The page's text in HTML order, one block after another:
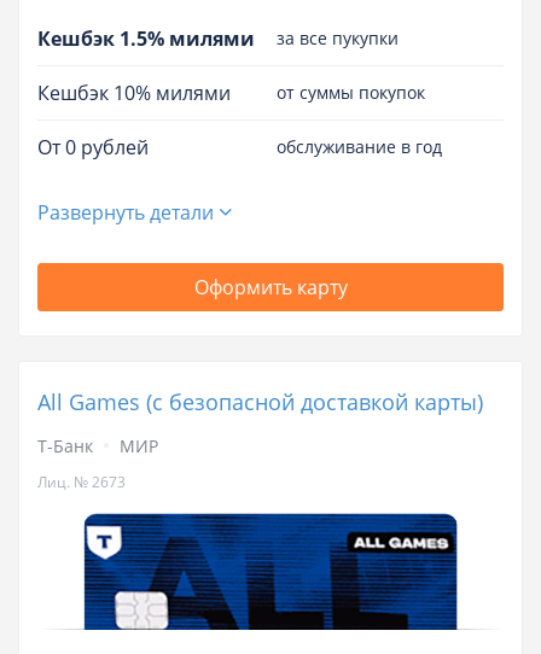
Кешбэк 1.5% милями за все пукупки
Кешбэк 10% милями от суммы покупок
От 0 рублей обслуживание в год
Развернуть детали
Оформить карту
All Games (с безопасной доставкой карты)
Т-Банк МИР
Лиц. № 2673